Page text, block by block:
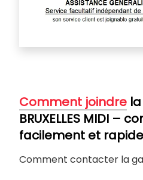
Comment joindre
BRUXELLES MIDI –
facilement et
Comment contacter la